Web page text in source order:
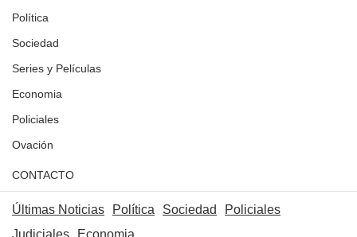
Política
Sociedad
Series y Películas
Economia
Policiales
Ovación
CONTACTO
Últimas Noticias Política Sociedad
Policiales